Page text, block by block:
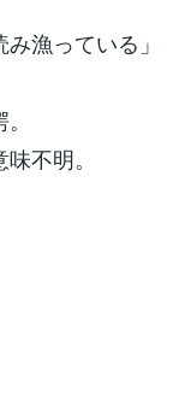
漁っている」
不明。